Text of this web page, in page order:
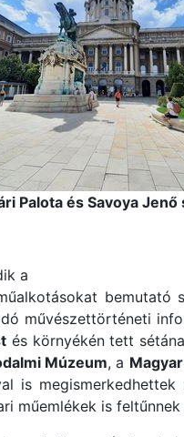
Palota és Savoya Jenő
a
bemutató
művészettörténeti
és környékén tett
Múzeum, a
is megismerkedhettek
műemlékek is